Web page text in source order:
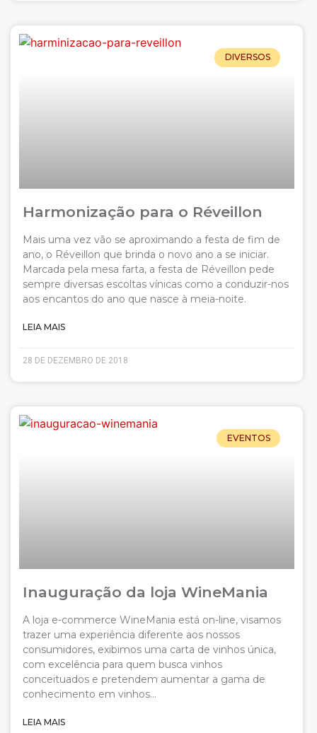
DIVERSOS
Harmonização para o Réveillon
Mais uma vez vão se aproximando a festa de fim de
ano, o Réveillon que brinda o novo ano a se iniciar.
Marcada pela mesa farta, a festa de Réveillon pede
sempre diversas escoltas vínicas como a conduzir-nos
aos encantos do ano que nasce à meia-noite.
LEIA MAIS
28 DE DEZEMBRO DE 2018
EVENTOS
Inauguração da loja WineMania
A loja e-commerce WineMania está on-line, visamos
trazer uma experiência diferente aos nossos
consumidores, exibimos uma carta de vinhos única,
com excelência para quem busca vinhos
conceituados e pretendem aumentar a gama de
conhecimento em vinhos…
LEIA MAIS